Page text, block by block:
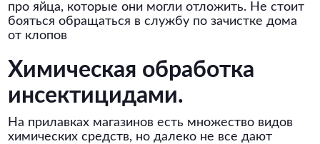
про яйца, которые они могли отложить. Не стоит
бояться обращаться в службу по зачистке дома
от клопов
Химическая обработка
инсектицидами.
На прилавках магазинов есть множество видов
химических средств, но далеко не все дают